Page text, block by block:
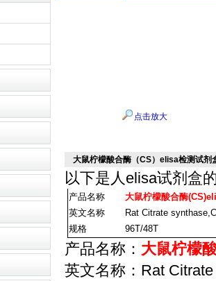
点击放大
大鼠柠檬酸合酶（CS）elisa检测试剂
以下是 人elisa试剂盒
产品名称
大鼠柠檬酸合酶
英文名称
Rat Citrate
规格
96T/48T
产品名称： 大鼠柠檬
英文名称：Rat